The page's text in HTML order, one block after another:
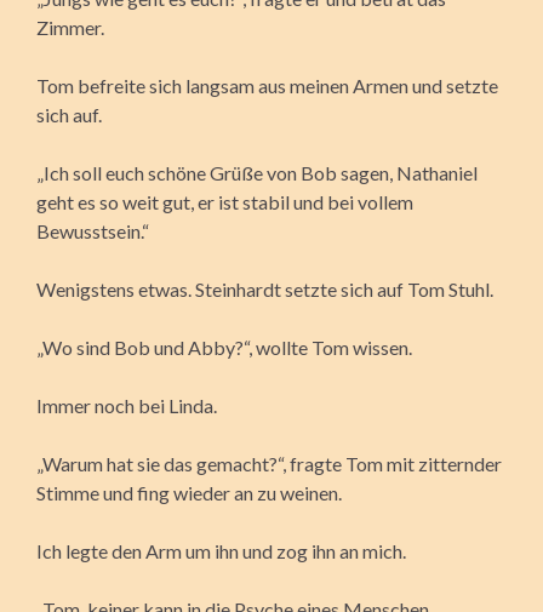
Zimmer.
Tom befreite sich langsam aus meinen Armen und setzte
sich auf.
„Ich soll euch schöne Grüße von Bob sagen, Nathaniel
geht es so weit gut, er ist stabil und bei vollem
Bewusstsein.“
Wenigstens etwas. Steinhardt setzte sich auf Tom Stuhl.
„Wo sind Bob und Abby?“, wollte Tom wissen.
Immer noch bei Linda.
„Warum hat sie das gemacht?“, fragte Tom mit zitternder
Stimme und fing wieder an zu weinen.
Ich legte den Arm um ihn und zog ihn an mich.